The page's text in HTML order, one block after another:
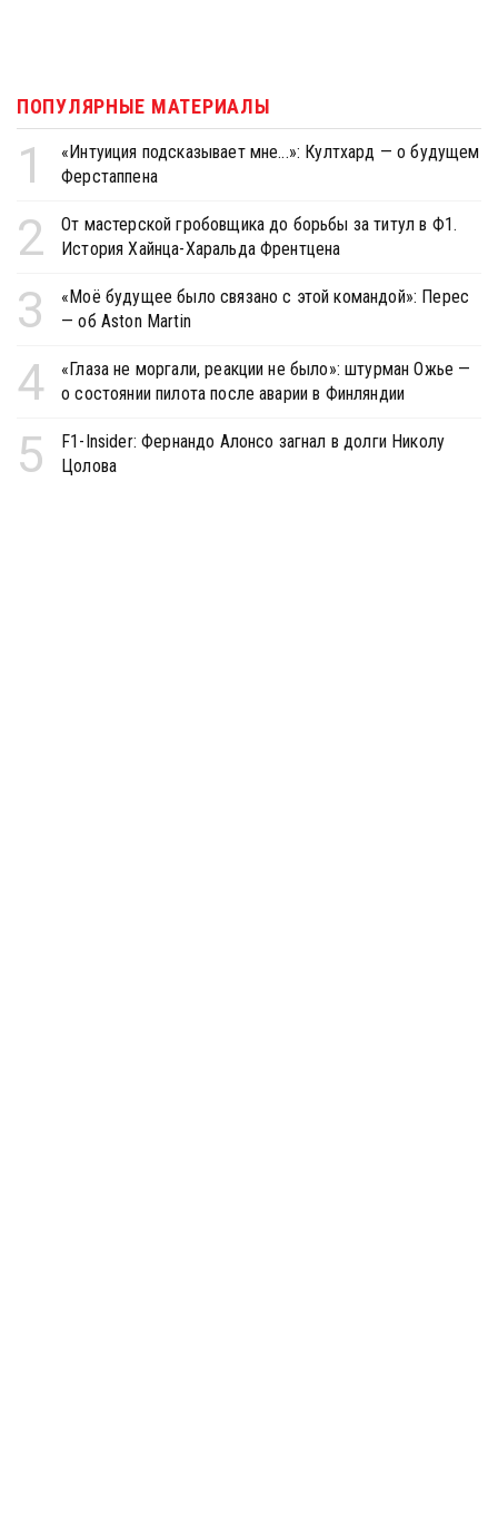
ПОПУЛЯРНЫЕ МАТЕРИАЛЫ
1
«Интуиция подсказывает мне...»: Култхард — о будущем
Ферстаппена
2
От мастерской гробовщика до борьбы за титул в Ф1.
История Хайнца-Харальда Френтцена
3
«Моё будущее было связано с этой командой»: Перес
— об Aston Martin
4
«Глаза не моргали, реакции не было»: штурман Ожье —
о состоянии пилота после аварии в Финляндии
5
F1-Insider: Фернандо Алонсо загнал в долги Николу
Цолова